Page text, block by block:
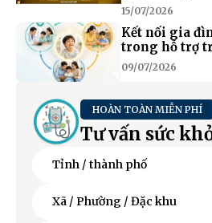
15/07/2026
Kết nối gia
trong hỗ trợ
09/07/2026
HOÀN TOÀN MIỄN PHÍ
Tư vấn sức